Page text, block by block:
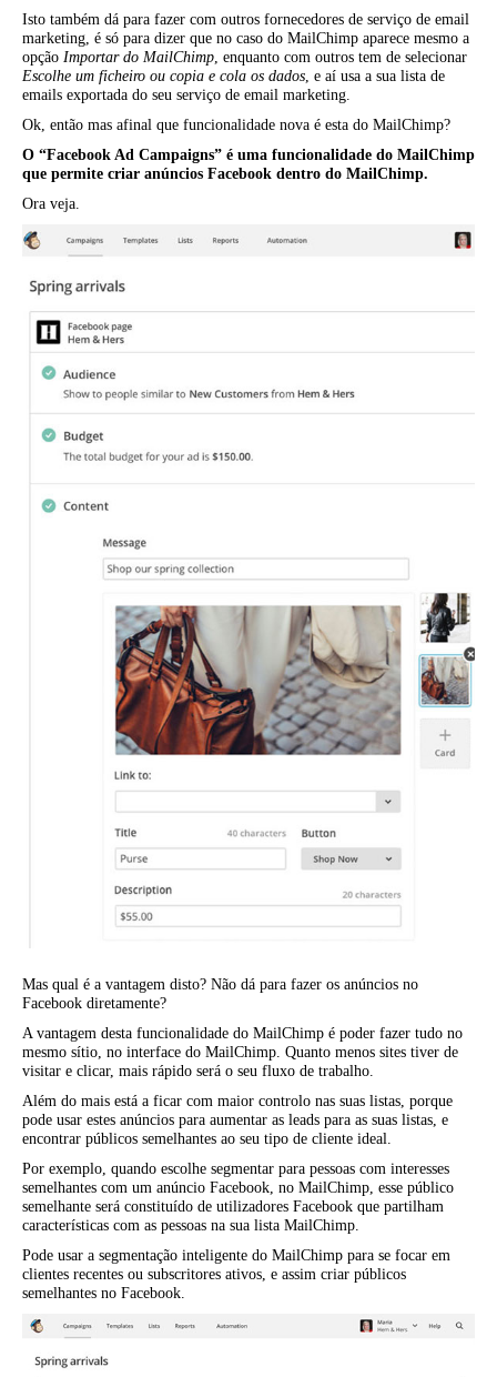
Isto também dá para fazer com outros fornecedores de serviço de email
marketing, é só para dizer que no caso do MailChimp aparece mesmo a
opção Importar do MailChimp , enquanto com outros tem de selecionar
Escolhe um ficheiro ou copia e cola os dados , e aí usa a sua lista de
emails exportada do seu serviço de email marketing.
Ok, então mas afinal que funcionalidade nova é esta do MailChimp?
O “Facebook Ad Campaigns” é uma funcionalidade do MailChimp
que permite criar anúncios Facebook dentro do MailChimp.
Ora veja.
Mas qual é a vantagem disto? Não dá para fazer os anúncios no
Facebook diretamente?
A vantagem desta funcionalidade do MailChimp é poder fazer tudo no
mesmo sítio, no interface do MailChimp. Quanto menos sites tiver de
visitar e clicar, mais rápido será o seu fluxo de trabalho.
Além do mais está a ficar com maior controlo nas suas listas, porque
pode usar estes anúncios para aumentar as leads para as suas listas, e
encontrar públicos semelhantes ao seu tipo de cliente ideal.
Por exemplo, quando escolhe segmentar para pessoas com interesses
semelhantes com um anúncio Facebook, no MailChimp, esse público
semelhante será constituído de utilizadores Facebook que partilham
características com as pessoas na sua lista MailChimp.
Pode usar a segmentação inteligente do MailChimp para se focar em
clientes recentes ou subscritores ativos, e assim criar públicos
semelhantes no Facebook.